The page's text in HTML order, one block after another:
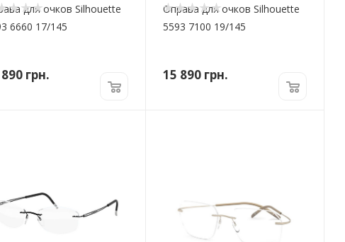
для очков Silhouette
6660 17/145
грн.
Оправа для очков Silhouette
5593 7100 19/145
15 890 грн.